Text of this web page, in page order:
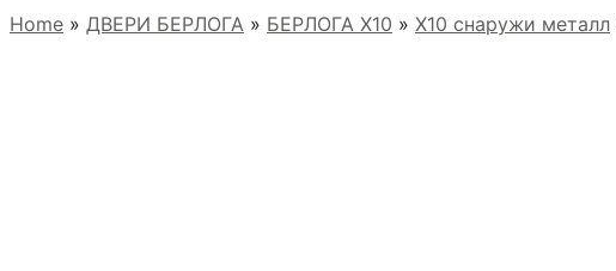
Home » ДВЕРИ БЕРЛОГА » БЕРЛОГА Х10 » X10 снаружи металл